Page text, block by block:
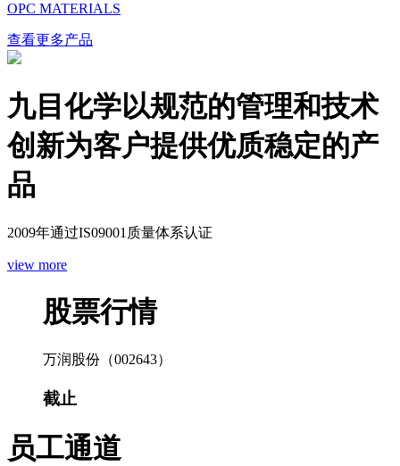
OPC MATERIALS
查看更多产品
九目化学以规范的管理和技术
创新为客户提供优质稳定的产
品
2009年通过IS09001质量体系认证
view more
股票行情
万润股份（002643）
截止
员工通道